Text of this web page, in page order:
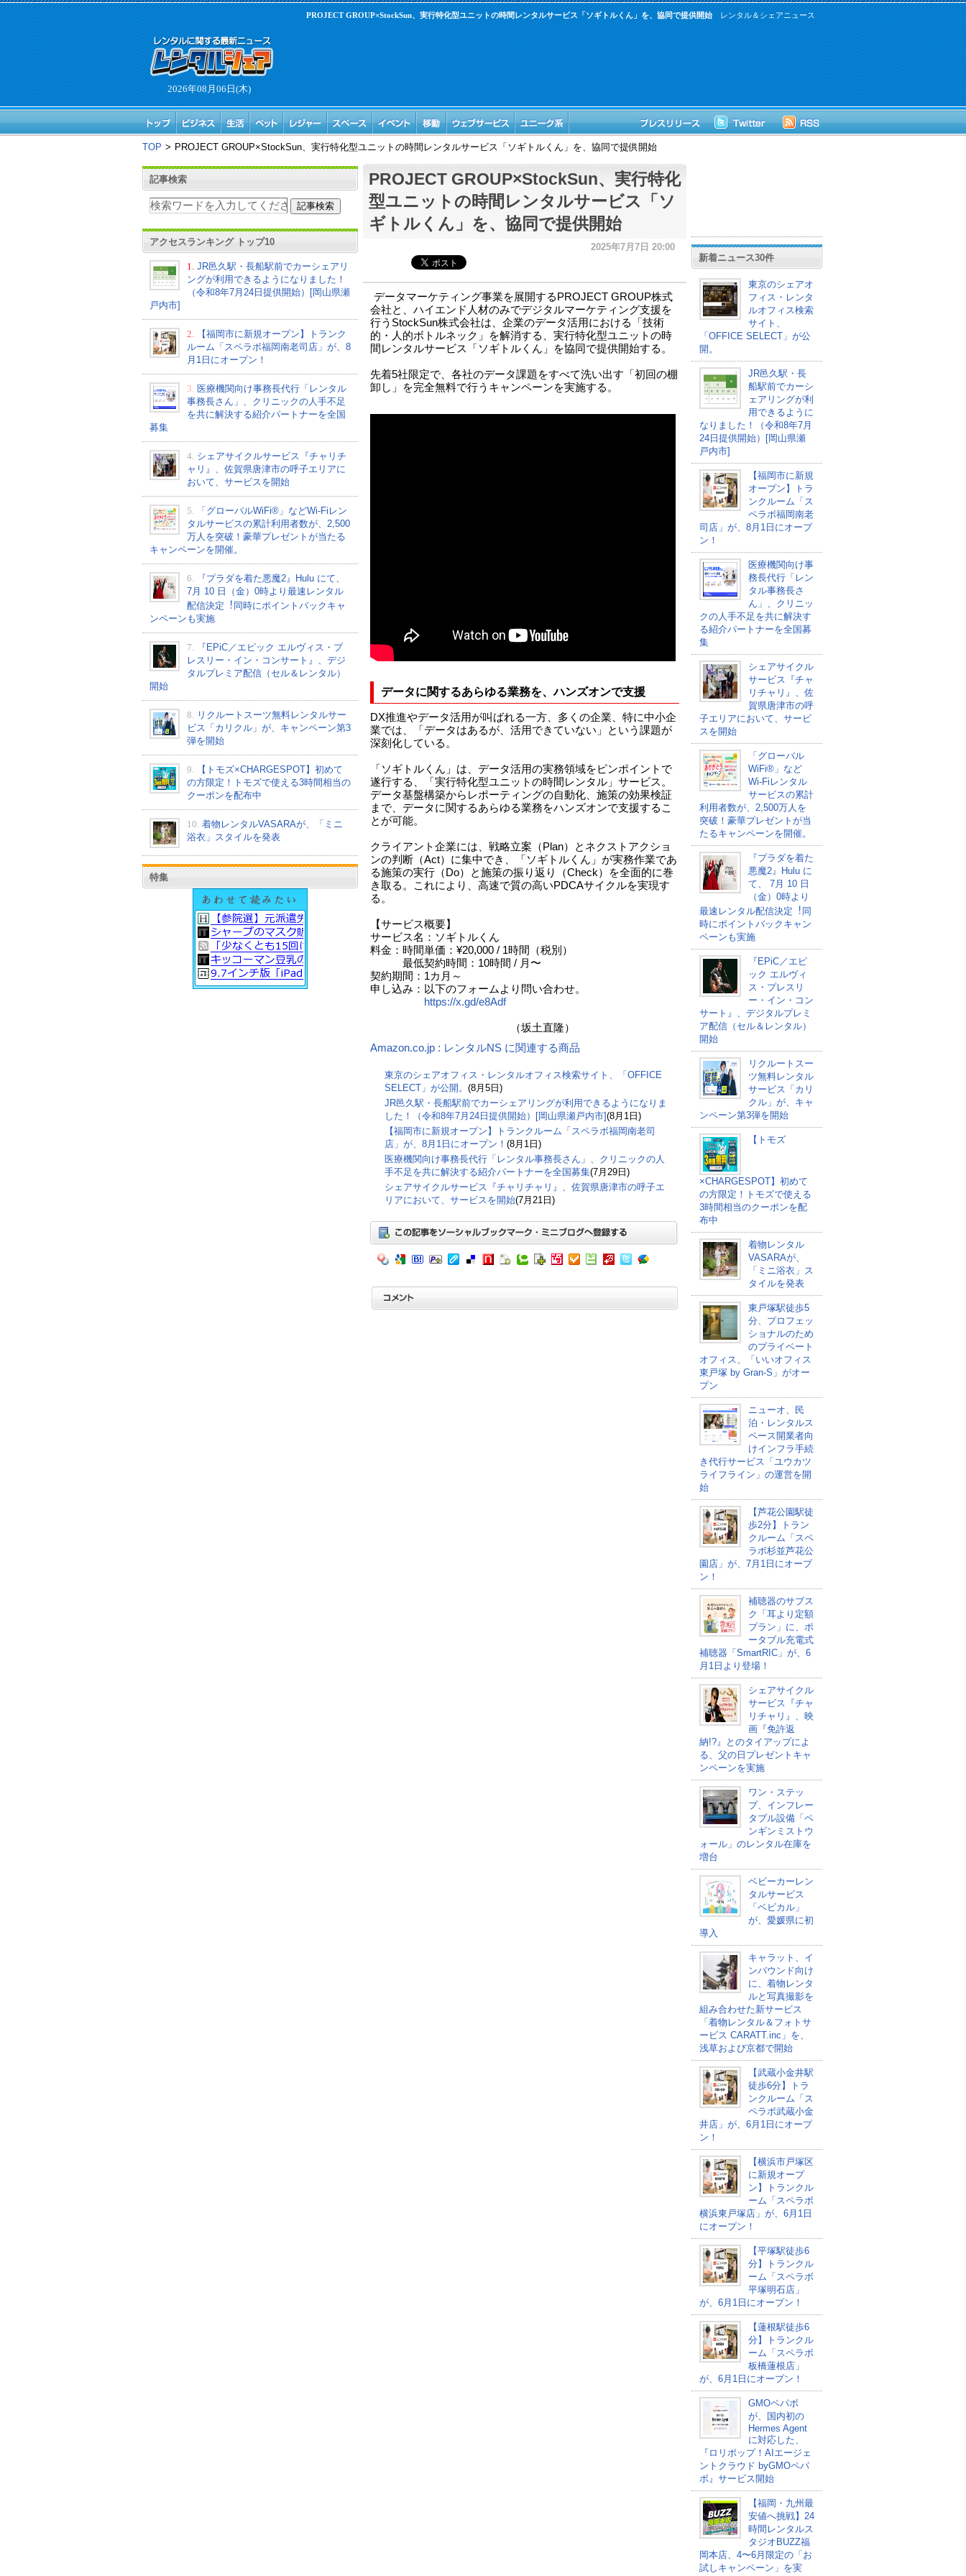
2026年08月06日(木)
レンタル＆シェアニュース
PROJECT GROUP×StockSun、実行特化型ユニットの時間レンタルサービス「ソギトルくん」を、協同で提供開始
TOP > PROJECT GROUP×StockSun、実行特化型ユニットの時間レンタルサービス「ソギトルくん」を、協同で提供開始
記事検索
アクセスランキング トップ10
1.
JR邑久駅・長船駅前でカーシェアリ
ングが利用できるようになりました！
（令和8年7月24日提供開始）[岡山県瀬
戸内市]
2.
【福岡市に新規オープン】トランク
ルーム「スペラボ福岡南老司店」が、8
月1日にオープン！
3. 医療機関向け事務長代行「レンタル
事務長さん」、クリニックの人手不足
を共に解決する紹介パートナーを全国
募集
4. シェアサイクルサービス『チャリチ
ャリ』、佐賀県唐津市の呼子エリアに
おいて、サービスを開始
5.
「グローバルWiFi®」などWi-Fiレン
タルサービスの累計利用者数が、2,500
万人を突破！豪華プレゼントが当たる
キャンペーンを開催。
6.
『プラダを着た悪魔2』Hulu にて、
7⽉ 10 ⽇（金）0時より最速レンタル
配信決定︕同時にポイントバックキャ
ンペーンも実施
7.
『EPiC／エピック エルヴィス・プ
レスリー・イン・コンサート』、デジ
タルプレミア配信（セル＆レンタル）
開始
8.
リクルートスーツ無料レンタルサー
ビス「カリクル」が、キャンペーン第3
弾を開始
9.
【トモズ×CHARGESPOT】初めて
の方限定！トモズで使える3時間相当の
クーポンを配布中
10. 着物レンタルVASARAが、「ミニ
浴衣」スタイルを発表
特集
PROJECT GROUP×StockSun、実行特化
型ユニットの時間レンタルサービス「ソ
ギトルくん」を、協同で提供開始
2025年7月7日 20:00
データマーケティング事業を展開するPROJECT GROUP株式
会社と、ハイエンド人材のみでデジタルマーケティング支援を
行うStockSun株式会社は、企業のデータ活用における「技術
的・人的ボトルネック」を解消する、実行特化型ユニットの時
間レンタルサービス「ソギトルくん」を協同で提供開始する。
先着5社限定で、各社のデータ課題をすべて洗い出す「初回の棚
卸し」を完全無料で行うキャンペーンを実施する。
データに関するあらゆる業務を、ハンズオンで支援
DX推進やデータ活用が叫ばれる一方、多くの企業、特に中小企
業では、「データはあるが、活用できていない」という課題が
深刻化している。
「ソギトルくん」は、データ活用の実務領域をピンポイントで
遂行する、「実行特化型ユニットの時間レンタル」サービス。
データ基盤構築からレポーティングの自動化、施策の効果検証
まで、データに関するあらゆる業務をハンズオンで支援するこ
とが可能。
クライアント企業には、戦略立案（Plan）とネクストアクショ
ンの判断（Act）に集中でき、「ソギトルくん」が実務作業であ
る施策の実行（Do）と施策の振り返り（Check）を全面的に巻
き取る。これにより、高速で質の高いPDCAサイクルを実現す
る。
【サービス概要】
サービス名：ソギトルくん
料金：時間単価：¥20,000 / 1時間（税別）
最低契約時間：10時間 / 月〜
契約期間：1カ月～
申し込み：以下のフォームより問い合わせ。
https://x.gd/e8Adf
（坂土直隆）
Amazon.co.jp : レンタルNS に関連する商品
東京のシェアオフィス・レンタルオフィス検索サイト、「OFFICE
SELECT」が公開。 (8月5日)
JR邑久駅・長船駅前でカーシェアリングが利用できるようになりま
した！（令和8年7月24日提供開始）[岡山県瀬戸内市](8月1日)
【福岡市に新規オープン】トランクルーム「スペラボ福岡南老司
店」が、8月1日にオープン！ (8月1日)
医療機関向け事務長代行「レンタル事務長さん」、クリニックの人
手不足を共に解決する紹介パートナーを全国募集(7月29日)
シェアサイクルサービス『チャリチャリ』、佐賀県唐津市の呼子エ
リアにおいて、サービスを開始(7月21日)
新着ニュース30件
東京のシェアオ
フィス・レンタ
ルオフィス検索
サイト、
「OFFICE SELECT」が公
開。
JR邑久駅・長
船駅前でカーシ
ェアリングが利
用できるように
なりました！（令和8年7月
24日提供開始）[岡山県瀬
戸内市]
【福岡市に新規
オープン】トラ
ンクルーム「ス
ペラボ福岡南老
司店」が、8月1日にオープ
ン！
医療機関向け事
務長代行「レン
タル事務長さ
ん」、クリニッ
クの人手不足を共に解決す
る紹介パートナーを全国募
集
シェアサイクル
サービス『チャ
リチャリ』、佐
賀県唐津市の呼
子エリアにおいて、サービ
スを開始
「グローバル
WiFi®」など
Wi-Fiレンタル
サービスの累計
利用者数が、2,500万人を
突破！豪華プレゼントが当
たるキャンペーンを開催。
『プラダを着た
悪魔2』Hulu に
て、 7⽉ 10 ⽇
（金）0時より
最速レンタル配信決定︕同
時にポイントバックキャン
ペーンも実施
『EPiC／エピ
ック エルヴィ
ス・プレスリ
ー・イン・コン
サート』、デジタルプレミ
ア配信（セル＆レンタル）
開始
リクルートスー
ツ無料レンタル
サービス「カリ
クル」が、キャ
ンペーン第3弾を開始
【トモズ
×CHARGESPOT】初めて
の方限定！トモズで使える
3時間相当のクーポンを配
布中
着物レンタル
VASARAが、
「ミニ浴衣」ス
タイルを発表
東戸塚駅徒歩5
分、プロフェッ
ショナルのため
のプライベート
オフィス、「いいオフィス
東戸塚 by Gran-S」がオー
プン
ニューオ、民
泊・レンタルス
ペース開業者向
けインフラ手続
き代行サービス「ユウカツ
ライフライン」の運営を開
始
【芦花公園駅徒
歩2分】トラン
クルーム「スペ
ラボ杉並芦花公
園店」が、7月1日にオープ
ン！
補聴器のサブス
ク「耳より定額
プラン」に、ポ
ータブル充電式
補聴器「SmartRIC」が、6
月1日より登場！
シェアサイクル
サービス『チャ
リチャリ』、映
画『免許返
納!?』とのタイアップによ
る、父の日プレゼントキャ
ンペーンを実施
ワン・ステッ
プ、インフレー
タブル設備「ペ
ンギンミストウ
ォール」のレンタル在庫を
増台
ベビーカーレン
タルサービス
「ベビカル」
が、愛媛県に初
導入
キャラット、イ
ンバウンド向け
に、着物レンタ
ルと写真撮影を
組み合わせた新サービス
「着物レンタル＆フォトサ
ービス CARATT.inc」を、
浅草および京都で開始
【武蔵小金井駅
徒歩6分】トラ
ンクルーム「ス
ペラボ武蔵小金
井店」が、6月1日にオープ
ン！
【横浜市戸塚区
に新規オープ
ン】トランクル
ーム「スペラボ
横浜東戸塚店」が、6月1日
にオープン！
【平塚駅徒歩6
分】トランクル
ーム「スペラボ
平塚明石店」
が、6月1日にオープン！
【蓮根駅徒歩6
分】トランクル
ーム「スペラボ
板橋蓮根店」
が、6月1日にオープン！
GMOペパボ
が、国内初の
Hermes Agent
に対応した、
『ロリポップ！AIエージェ
ントクラウド byGMOペパ
ボ』サービス開始
【福岡・九州最
安値へ挑戦】24
時間レンタルス
タジオBUZZ福
岡本店、4〜6月限定の「お
試しキャンペーン」を実